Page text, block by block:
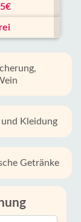
und Kleidung
Getränke